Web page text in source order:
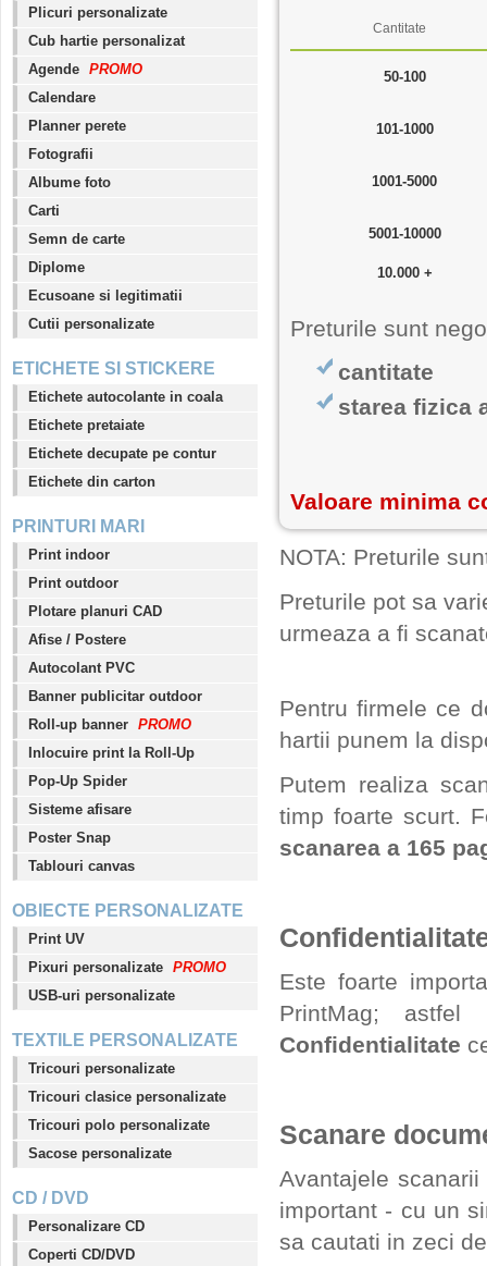
Plicuri personalizate
Cub hartie personalizat
Agende PROMO
Calendare
Planner perete
Fotografii
Albume foto
Carti
Semn de carte
Diplome
Ecusoane si legitimatii
Cutii personalizate
ETICHETE SI STICKERE
Etichete autocolante in coala
Etichete pretaiate
Etichete decupate pe contur
Etichete din carton
PRINTURI MARI
Print indoor
Print outdoor
Plotare planuri CAD
Afise / Postere
Autocolant PVC
Banner publicitar outdoor
Roll-up banner PROMO
Inlocuire print la Roll-Up
Pop-Up Spider
Sisteme afisare
Poster Snap
Tablouri canvas
OBIECTE PERSONALIZATE
Print UV
Pixuri personalizate PROMO
USB-uri personalizate
TEXTILE PERSONALIZATE
Tricouri personalizate
Tricouri clasice personalizate
Tricouri polo personalizate
Sacose personalizate
CD / DVD
Personalizare CD
Coperti CD/DVD
Cantitate
50-100
101-1000
1001-5000
5001-10000
10.000 +
Preturile sunt
cantitate
starea fizica
Valoare minima
NOTA: Preturile
Preturile pot sa
urmeaza a fi
Pentru firmele ce
hartii punem la
Putem realiza
timp foarte scurt.
scanarea a 165
Este foarte
PrintMag;
Confidentialitate
Scanare
Avantajele
important - cu un
sa cautati in zeci